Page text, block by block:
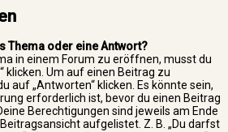
Thema oder eine Antwort?
in einem Forum zu eröffnen, musst du
klicken. Um auf einen Beitrag zu
auf „Antworten“ klicken. Es könnte sein,
erforderlich ist, bevor du einen Beitrag
Berechtigungen sind jeweils am Ende
aufgelistet. Z. B. „Du darfst